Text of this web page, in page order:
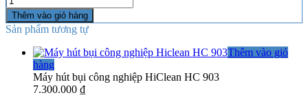
lượng
Thêm vào giỏ hàng
Sản phẩm tương tự
Thêm vào giỏ
hàng
Máy hút bụi công nghiệp HiClean HC 903
7.300.000 ₫